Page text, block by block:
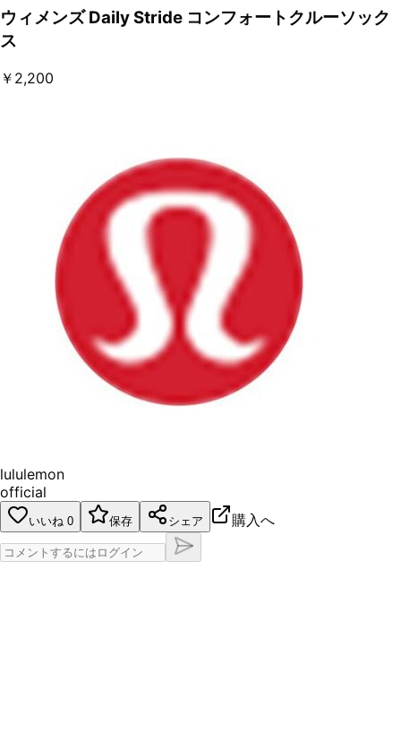
ウィメンズ Daily Stride コンフォートクルーソック
ス
￥2,200
lululemon
official
いいね 0 保存 シェア 購入へ